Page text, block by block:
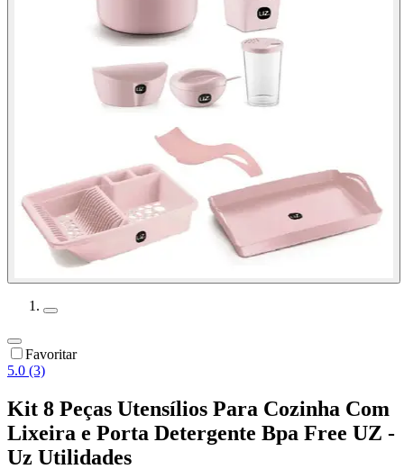
Favoritar
5.0 (3)
Kit 8 Peças Utensílios Para Cozinha Com
Lixeira e Porta Detergente Bpa Free UZ -
Uz Utilidades